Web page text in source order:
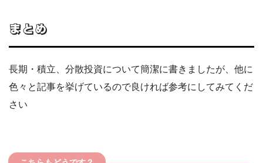
まとめ
長期・積立、分散投資について簡潔に書きましたが、他に
色々と記事を挙げているので良ければ参考にしてみてくだ
さい